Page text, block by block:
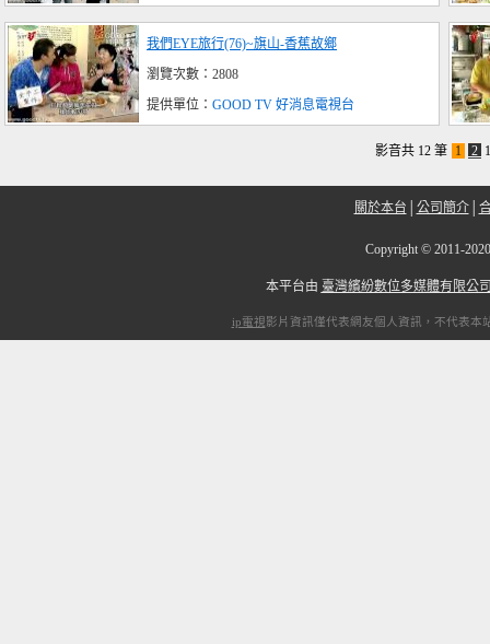
我們EYE旅行(76)~旗山-香蕉故鄉
瀏覽次數：2808
提供單位： GOOD TV 好消息電視台
影音共 12 筆 1 2
關於本台 公司簡介│
Copyright©2011-
本平台由 臺灣繽紛數位多媒體有限公
ip電視影片資訊僅代表網友個人資訊，不代表本